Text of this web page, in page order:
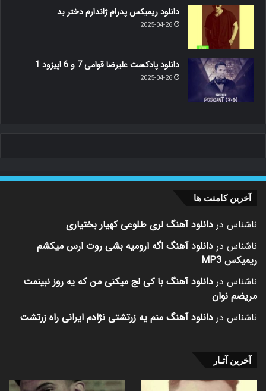
دانلود ریمیکس پدرام ژاندارم دختر بد
2025-04-26
دانلود پادکست علیرضا قوامی 7 و 6 اپیزود 1
2025-04-26
آخرین کامنت ها
ناشناس در دانلود آهنگ لری طلوعی کهیار بختیاری
ناشناس در دانلود آهنگ اگه ارومیه بشی روت ارس میکشم
ریمیکس MP3
ناشناس در دانلود آهنگ با کی لج میکنی من که یه روز نبینمت
مریضم نوان
ناشناس در دانلود آهنگ منم یه زرتشتی نژادم ایرانی راه زرتشت
آخرین آثـار